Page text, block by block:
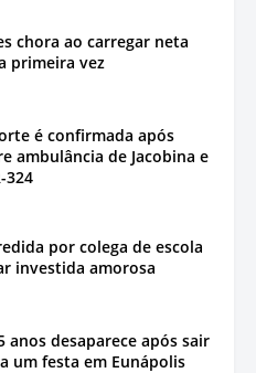
chora ao carregar neta
primeira vez
é confirmada após
ambulância de Jacobina e
324
por colega de escola
investida amorosa
anos desaparece após sair
um festa em Eunápolis